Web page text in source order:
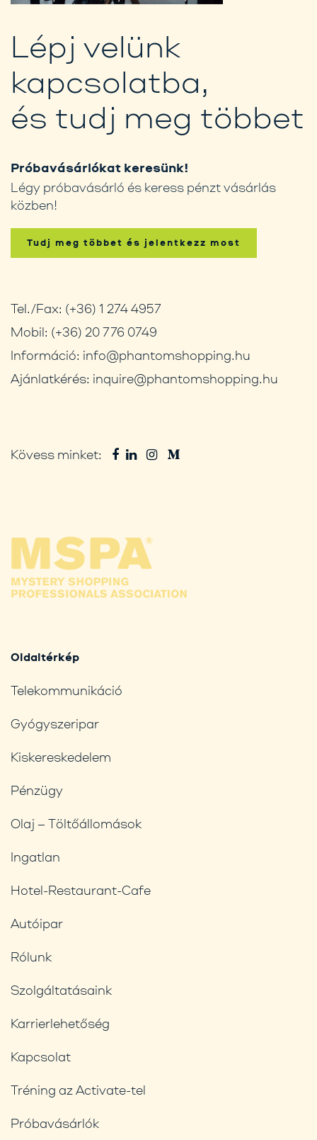
Lépj velünk
kapcsolatba,
és tudj meg többet
Próbavásárlókat keresünk!
Légy próbavásárló és keress pénzt vásárlás
közben!
Tudj meg többet és jelentkezz most
Tel./Fax: (+36) 1 274 4957
Mobil: (+36) 20 776 0749
Információ: info@phantomshopping.hu
Ajánlatkérés: inquire@phantomshopping.hu
Kövess minket:
Oldaltérkép
Telekommunikáció
Gyógyszeripar
Kiskereskedelem
Pénzügy
Olaj – Töltőállomások
Ingatlan
Hotel-Restaurant-Cafe
Autóipar
Rólunk
Szolgáltatásaink
Karrierlehetőség
Kapcsolat
Tréning az Activate-tel
Próbavásárlók